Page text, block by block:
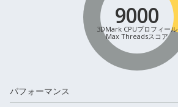
9000
3DMark CPUプロフィール
Max Threadsスコア
パフォーマンス